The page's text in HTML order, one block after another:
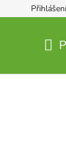
Přihlášení